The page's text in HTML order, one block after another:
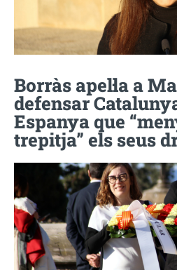
Borràs apel·la a
defensar
Espanya que
trepitja” els seus